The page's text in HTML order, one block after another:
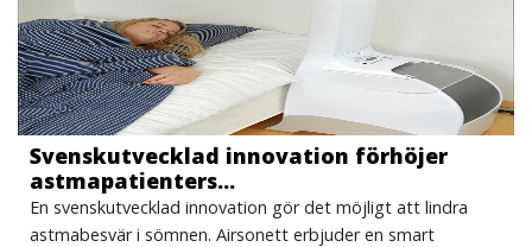
Svenskutvecklad innovation förhöjer
astmapatienters…
En svenskutvecklad innovation gör det möjligt att lindra
astmabesvär i sömnen. Airsonett erbjuder en smart